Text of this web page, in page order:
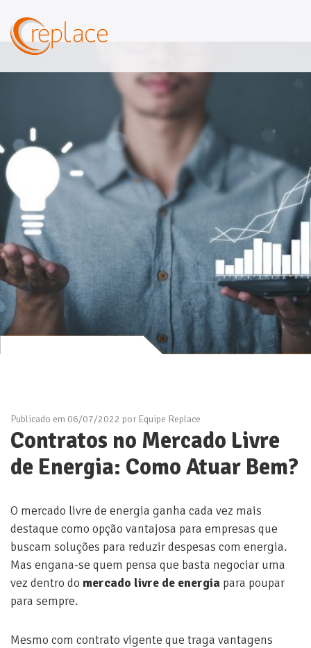
Publicado em 06/07/2022 por Equipe Replace
Contratos no Mercado Livre
de Energia: Como Atuar Bem?
O mercado livre de energia ganha cada vez mais
destaque como opção vantajosa para empresas que
buscam soluções para reduzir despesas com energia.
Mas engana-se quem pensa que basta negociar uma
vez dentro do mercado livre de energia para poupar
para sempre.
Mesmo com contrato vigente que traga vantagens